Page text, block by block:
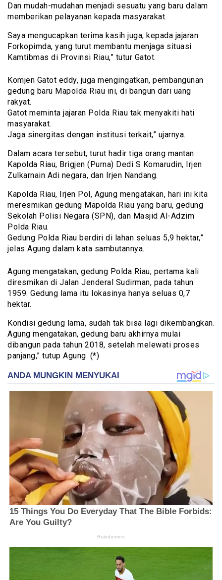
Dan mudah-mudahan menjadi sesuatu yang baru dalam
memberikan pelayanan kepada masyarakat.
Saya mengucapkan terima kasih juga, kepada jajaran
Forkopimda, yang turut membantu menjaga situasi
Kamtibmas di Provinsi Riau,” tutur Gatot.
Komjen Gatot eddy, juga mengingatkan, pembangunan
gedung baru Mapolda Riau ini, di bangun dari uang
rakyat.
Gatot meminta jajaran Polda Riau tak menyakiti hati
masyarakat.
Jaga sinergitas dengan institusi terkait,” ujarnya.
Dalam acara tersebut, turut hadir tiga orang mantan
Kapolda Riau, Brigjen (Purna) Dedi S Komarudin, Irjen
Zulkarnain Adi negara, dan Irjen Nandang.
Kapolda Riau, Irjen Pol, Agung mengatakan, hari ini kita
meresmikan gedung Mapolda Riau yang baru, gedung
Sekolah Polisi Negara (SPN), dan Masjid Al-Adzim
Polda Riau.
Gedung Polda Riau berdiri di lahan seluas 5,9 hektar,”
jelas Agung dalam kata sambutannya.
Agung mengatakan, gedung Polda Riau, pertama kali
diresmikan di Jalan Jenderal Sudirman, pada tahun
1959. Gedung lama itu lokasinya hanya seluas 0,7
hektar.
Kondisi gedung lama, sudah tak bisa lagi dikembangkan.
Agung mengatakan, gedung baru akhirnya mulai
dibangun pada tahun 2018, setelah melewati proses
panjang,” tutup Agung. (*)